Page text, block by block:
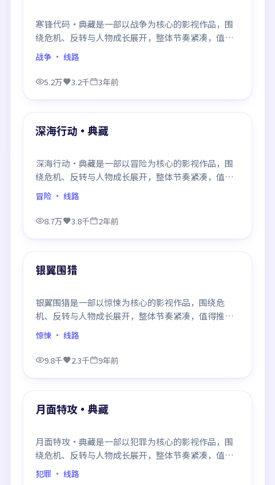
寒锋代码·典藏是一部以战争为核心的影视作品，围
绕危机、反转与人物成长展开，整体节奏紧凑，值得
推荐观看。
战争 · 线路
5.2万 3.2千 3年前
最新
深海行动·典藏
深海行动·典藏是一部以冒险为核心的影视作品，围
绕危机、反转与人物成长展开，整体节奏紧凑，值得
推荐观看。
冒险 · 线路
8.7万 3.8千 2年前
最新
银翼围猎
银翼围猎是一部以惊悚为核心的影视作品，围绕危
机、反转与人物成长展开，整体节奏紧凑，值得推荐
观看。
惊悚 · 线路
9.8千 2.3千 9年前
最新
月面特攻·典藏
月面特攻·典藏是一部以犯罪为核心的影视作品，围
绕危机、反转与人物成长展开，整体节奏紧凑，值得
推荐观看。
犯罪 · 线路